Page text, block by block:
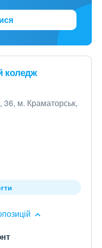
коледж
36, м. Краматорськ,